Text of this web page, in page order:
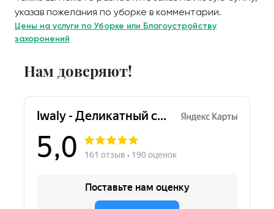
указав пожелания по уборке в комментарии.
Цены на услуги по Уборке или Благоустройству
захоронений
Нам доверяют!